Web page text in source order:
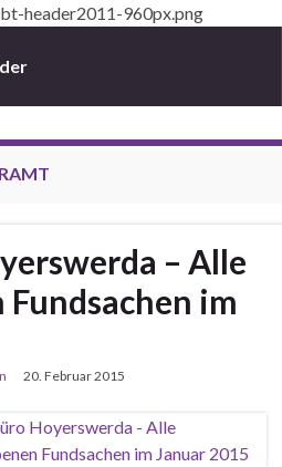
– Alle
Fundsachen im
20. Februar 2015